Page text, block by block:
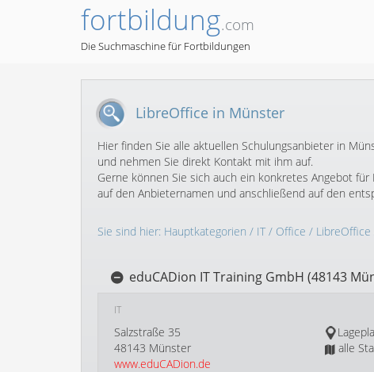
fortbildung.com
Die Suchmaschine für Fortbildungen
LibreOffice in Münster
Hier finden Sie alle aktuellen Schulungsanbieter in
und nehmen Sie direkt Kontakt mit ihm auf.
Gerne können Sie sich auch ein konkretes Angebot
auf den Anbieternamen und anschließend auf den
Sie sind hier: Hauptkategorien / IT/ Office / LibreOffice
eduCADion IT Training GmbH (48143
IT
Salzstraße 35
48143 Münster
www.eduCADion.de
alle